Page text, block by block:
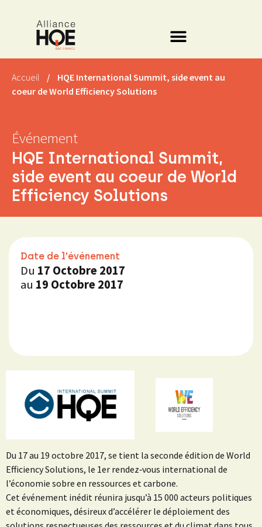
Accueil /
HQE International Summit, side event au
coeur de World Efficiency Solutions
Événement
HQE International Summit,
side event au coeur de World
Efficiency Solutions
Du 17 au 19 octobre 2017, se tient la seconde édition de World
Efficiency Solutions, le 1er rendez‑vous international de
l’économie sobre en ressources et carbone.
Cet événement inédit réunira jusqu’à 15 000 acteurs politiques
et économiques, désireux d’accélérer le déploiement des
Date de l'événement
Du 17 Octobre 2017
au 19 Octobre 2017